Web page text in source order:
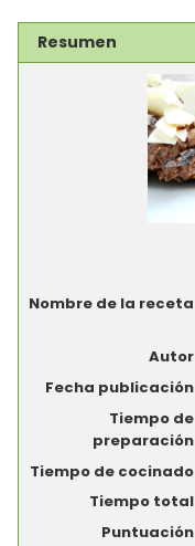
Resumen
Nombre de la receta
Autor
Fecha publicación
Tiempo de
preparación
Tiempo de cocinado
Tiempo total
Puntuación